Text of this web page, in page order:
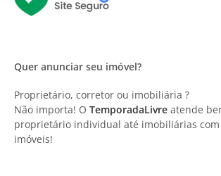
Quer anunciar seu imóvel?
Proprietário, corretor ou imobiliária ?
Não importa! O TemporadaLivre atende
proprietário individual até imobiliárias com
imóveis!